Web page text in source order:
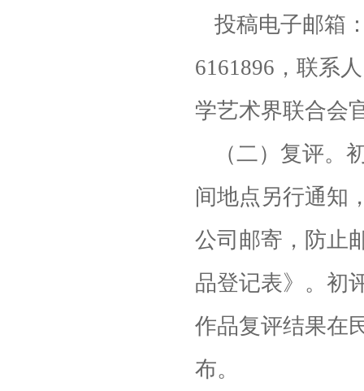
投稿电子邮箱
6161896，联系
学艺术界联合会
（二）复评。
间地点另行通知
公司邮寄，防止
品登记表》。初
作品复评结果在
布。